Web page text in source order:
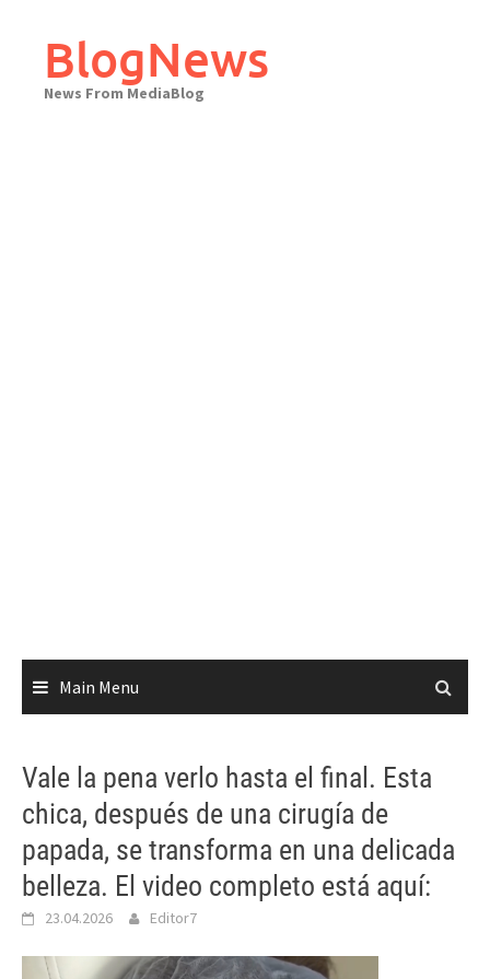
contentBlogNews
News From MediaBlog
Main Menu
Vale la pena verlo hasta el final. Esta
chica, después de una cirugía de
papada, se transforma en una delicada
belleza. El video completo está aquí:
23.04.2026 Editor7